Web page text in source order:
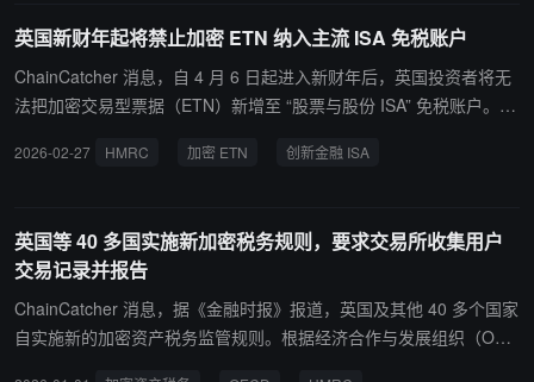
包括年度 55 个及 20 个软件许可和相应调查支持工时，并提供调查
员培训。 前经合组织顾问、Taxbit 全球政府解决方案主管 Colby Ma
ngels 表示，此举反映全球政府对数字资产合规基础设施建设的重
显示英国致力于在加密合规与监管透明度方面发挥示范作用。
英国新财年起将禁止加密 ETN 纳入主流 ISA 免税账户
ChainCatcher 消息，自 4 月 6 日起进入新财年后，英国投资者将无
法把加密交易型票据（ETN）新增至 “股票与股份 ISA” 免税账户。
归类为仅适用于 “创新金融 ISA” 的资产类别，目前尚无主流平台计划
段，未来将持续评估相关政策是否需要调整。
2026-02-27 HMRC 加密 ETN 创新金融 ISA
英国等 40 多国实施新加密税务规则，要求交易所收集用户
交易记录并报告
ChainCatcher 消息，据《金融时报》报道，英国及其他 40 多个国家
自实施新的加密资产税务监管规则。根据经济合作与发展组织（OEC